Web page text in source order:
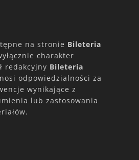
na stronie Bileteria
charakter
redakcyjny Bileteria
odpowiedzialności za
wynikające z
lub zastosowania